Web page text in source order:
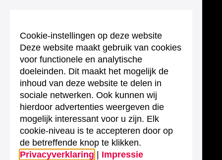
Cookie-instellingen op deze website
Deze website maakt gebruik van cookies
voor functionele en analytische
doeleinden. Dit maakt het mogelijk de
inhoud van deze website te delen in
sociale netwerken. Ook kunnen wij
hierdoor advertenties weergeven die
mogelijk interessant voor u zijn. Elk
cookie-niveau is te accepteren door op
de betreffende knop te klikken.
Privacyverklaring
Impressie